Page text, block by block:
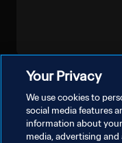
Your Privacy
We use cookies to
social media features
information about
media, advertising